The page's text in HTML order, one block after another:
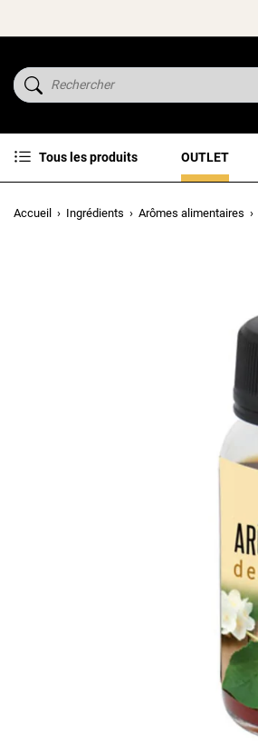
Tous les produits OUTLET
Accueil Ingrédients Arômes alimentaires